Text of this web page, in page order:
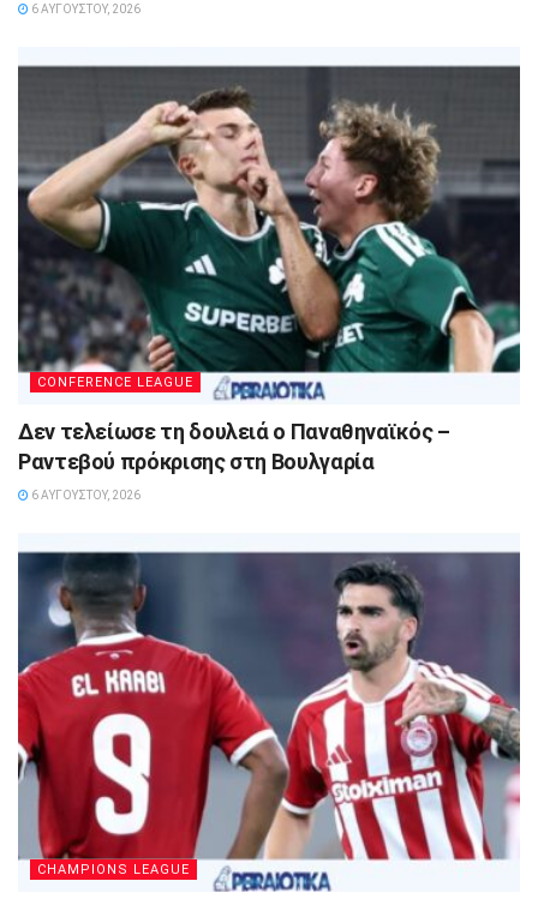
6 ΑΥΓΟΎΣΤΟΥ, 2026
CONFERENCE LEAGUE
Δεν τελείωσε τη δουλειά ο Παναθηναϊκός –
Ραντεβού πρόκρισης στη Βουλγαρία
6 ΑΥΓΟΎΣΤΟΥ, 2026
CHAMPIONS LEAGUE